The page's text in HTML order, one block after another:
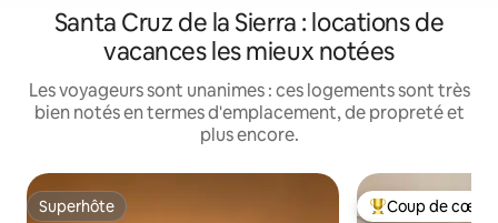
Santa Cruz de la Sierra : locations de
vacances les mieux notées
Les voyageurs sont unanimes : ces logements sont très
bien notés en termes d'emplacement, de propreté et
plus encore.
Superhôte
Superhôte Coups de cœur
Coup de cœur